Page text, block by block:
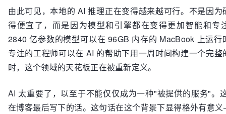
由此可见，本地的 AI 推理正在变得越来越可行。不是因为
得便宜了，而是因为模型和引擎都在变得更加智能和专
2840 亿参数的模型可以在 96GB 内存的 MacBook 上运行
专注的工程师可以在 AI 的帮助下用一周时间构建一个完整
时，这个领域的天花板正在被重新定义。
AI 太重要了，以至于不能仅仅成为一种"被提供的服务"。
在博客最后写下的话。这句话在这个背景下显得格外有意